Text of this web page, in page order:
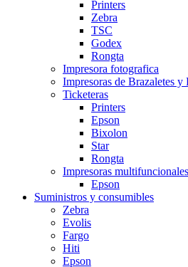
Printers
Zebra
TSC
Godex
Rongta
Impresora fotografica
Impresoras de Brazaletes y
Ticketeras
Printers
Epson
Bixolon
Star
Rongta
Impresoras multifuncionales
Epson
Suministros y consumibles
Zebra
Evolis
Fargo
Hiti
Epson